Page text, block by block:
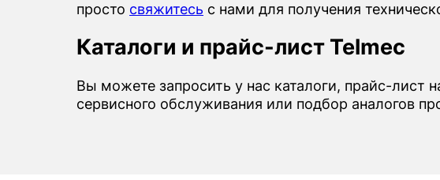
просто свяжитесь с нами для получения
Каталоги и прайс-лист Telmec
Вы можете запросить у нас каталоги, прайс-лист
сервисного обслуживания или подбор аналогов